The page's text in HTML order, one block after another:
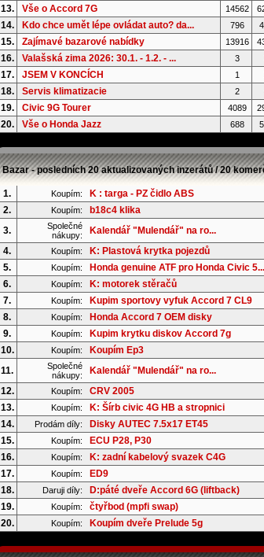
13. Vše o Accord 7G 14562
14. Kdo chce umět lépe ovládat auto? da... 796
15. Zajímavé bazarové nabídky 13916
16. Valašská zima 2026: 30.1. - 1.2. - ... 3
17. JSEM V KONCÍCH 1
18. Servis klimatizacie 2
19. Civic 9G Tourer 4089
20. Vše o Honda Jazz 688
Bazar - posledních 20 aktualizovaných inzerátů / 20
1. Koupím: K : targa - PZ čidlo ABS
2. Koupím: b18c4 klika
3.
Společné
nákupy:
Kalendář "Mulendář" na ro...
4. Koupím: K: Plastová krytka pojezdů
5. Koupím: Honda genuine ATF pro Honda Civic 5...
6. Koupím: K: motorek stěračů
7. Koupím: Kupim sportovy vyfuk Accord 7 CL9
8. Koupím: Honda Accord 7 OEM disky
9. Koupím: Kupim krytku diskov Accord 7g
10. Koupím: Koupím Ep3
11.
Společné
nákupy:
Kalendář "Mulendář" na ro...
12. Koupím: CRV 2005
13. Koupím: K: Šírb civic 4G HB a stropnici
14. Prodám díly: Disky AUTEC 7.5x17 ET45
15. Koupím: ECU P28, P30
16. Koupím: K: zadní kabelový svazek C4G
17. Koupím: ED9
18. Daruji díly: D:páté dveře Accord 6G (liftback)
19. Koupím: čtyřbod (mpfi swap)
20. Koupím: Koupím dveře Prelude 5g